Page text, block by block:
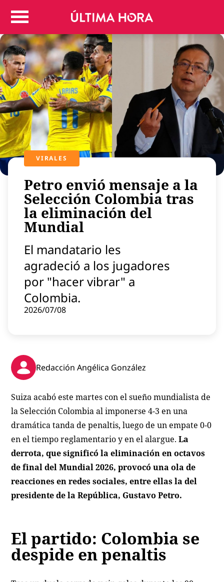
Colombia
Judicial
Politica
Regiones
Deportes
Positivas
Entretenimiento
Vida
Mundo
Más
Virales
Tecnología
Economía
Estilo de vida
Contenido patrocinado
Instagram
VIRALES
Petro envió mensaje a la
Selección Colombia tras
la eliminación del
Mundial
El mandatario les
agradeció a los jugadores
por "hacer vibrar" a
Colombia.
2026/07/08
Redacción Angélica González
Suiza acabó este martes con el sueño mundialista de
la Selección Colombia al imponerse 4-3 en una
dramática tanda de penaltis, luego de un empate 0-0
en el tiempo reglamentario y en el alargue.La
derrota, que significó la eliminación en octavos
de final del Mundial 2026, provocó una ola de
reacciones en redes sociales, entre ellas la del
presidente de la República, Gustavo Petro.
El partido: Colombia se
despide en penaltis